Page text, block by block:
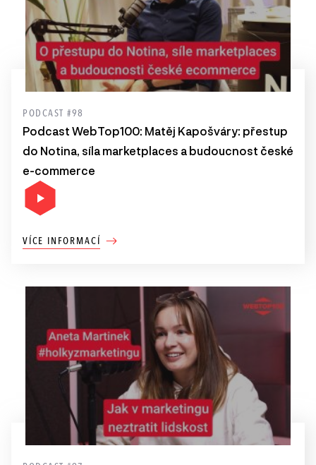
PODCAST #98
Podcast WebTop100: Matěj Kapošváry: přestup
do Notina, síla marketplaces a budoucnost české
e-commerce
VÍCE INFORMACÍ